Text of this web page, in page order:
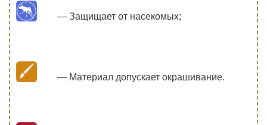
— Защищает от насекомых;
— Материал допускает окрашивание.